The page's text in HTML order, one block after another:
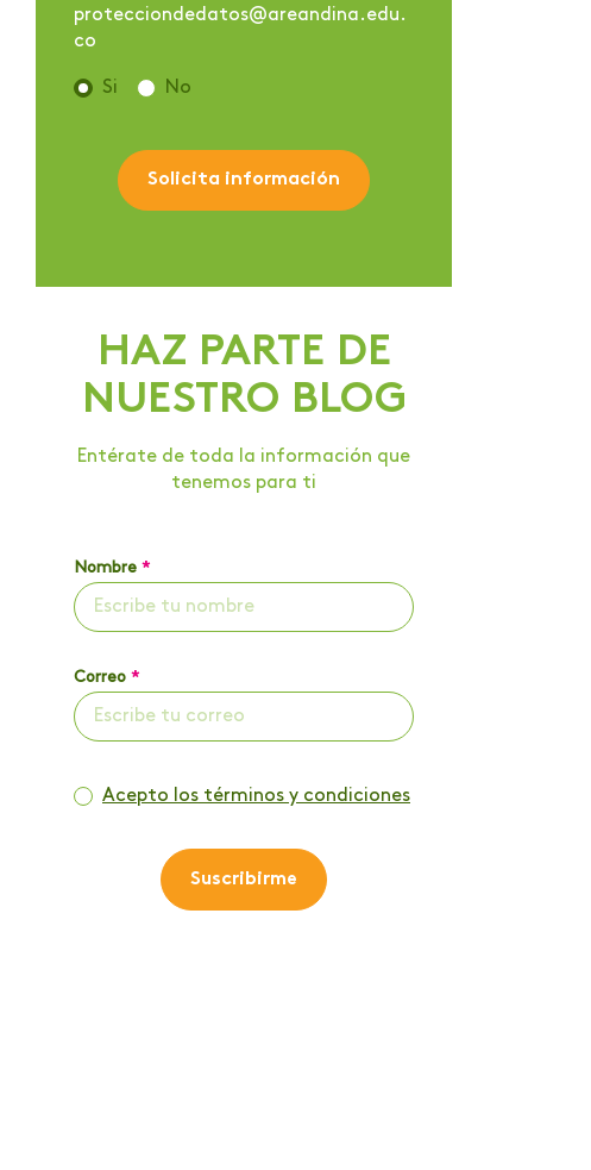
protecciondedatos@areandina.edu.
co
Si No
Solicita información
HAZ PARTE DE
NUESTRO BLOG
Entérate de toda la información que
tenemos para ti
Nombre *
Correo *
Acepto los términos y condiciones
Suscribirme